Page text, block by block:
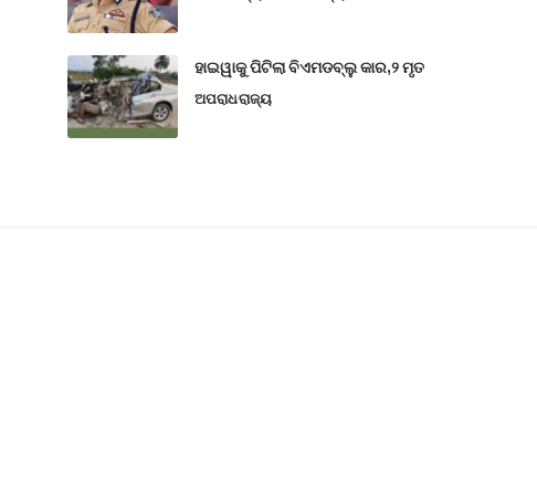
ହାଇୱାକୁ ପିଟିଲା ବିଏମଡବ୍ଲୁ କାର,୨ ମୃତ
ଅପରାଧରାଜ୍ୟ